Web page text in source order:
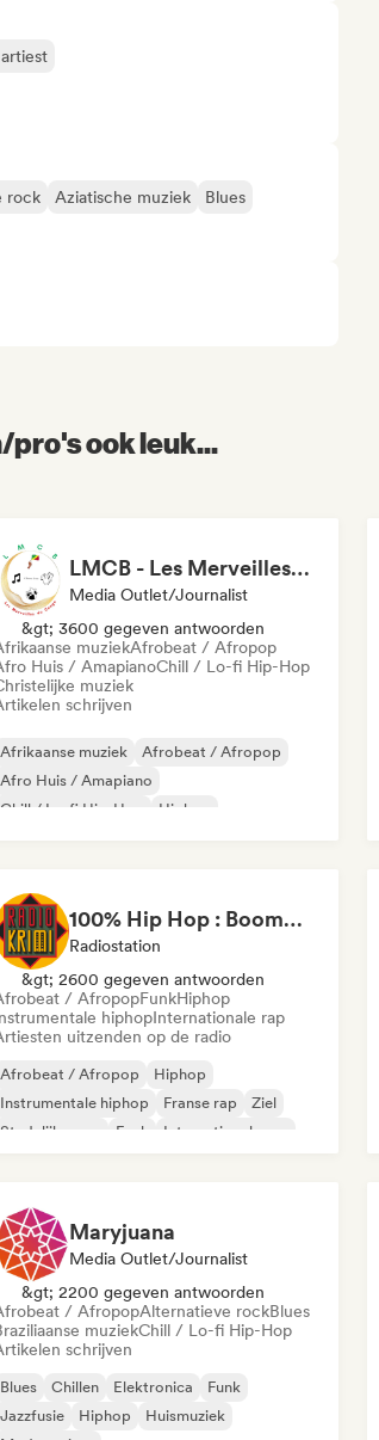
rock Aziatische muziek
Blues
pro's ook leuk...
LMCB - Les Merveilles du Congo 🇨🇬
Media Outlet/Journalist
&gt; 3600 gegeven antwoorden
muziekAfrobeat / Afropop
Huis / AmapianoChill / Lo-fi Hip-Hop
muziek
schrijven
Afrikaanse muziek
Afrobeat / Afropop
Afro Huis / Amapiano
Chill / Lo-fi Hip-Hop
Hiphop
100% Hip Hop : BoomBap, Trap, Afrobeats !
Radiostation
&gt; 2600 gegeven antwoorden
/ AfropopFunkHiphop
hiphopInternationale rap
uitzenden op de radio
Afrobeat / Afropop
Hiphop
Instrumentale hiphop
Franse rap
Ziel
Stedelijke pop
Funk Internationale rap
Maryjuana
Media Outlet/Journalist
&gt; 2200 gegeven antwoorden
/ AfropopAlternatieve rockBlues
muziekChill / Lo-fi Hip-Hop
schrijven
Blues Chillen Elektronica
Funk
Jazzfusie
Hiphop
Huismuziek